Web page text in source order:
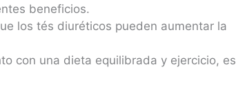
beneficios.
los tés diuréticos pueden aumentar la
con una dieta equilibrada y ejercicio, es